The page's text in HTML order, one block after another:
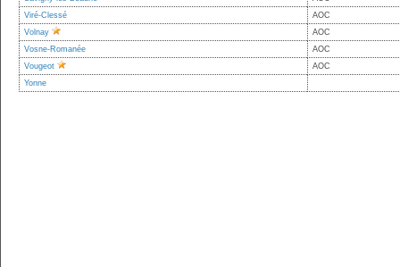
Viré-Clessé
AOC
Volnay
AOC
Vosne-Romanée
AOC
Vougeot
AOC
Yonne